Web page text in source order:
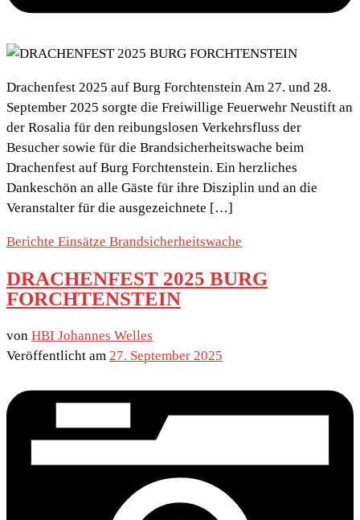
Drachenfest 2025 auf Burg Forchtenstein Am 27. und 28.
September 2025 sorgte die Freiwillige Feuerwehr Neustift an
der Rosalia für den reibungslosen Verkehrsfluss der
Besucher sowie für die Brandsicherheitswache beim
Drachenfest auf Burg Forchtenstein. Ein herzliches
Dankeschön an alle Gäste für ihre Disziplin und an die
Veranstalter für die ausgezeichnete […]
Berichte Einsätze Brandsicherheitswache
DRACHENFEST 2025 BURG
FORCHTENSTEIN
von HBI Johannes Welles
Veröffentlicht am 27. September 2025